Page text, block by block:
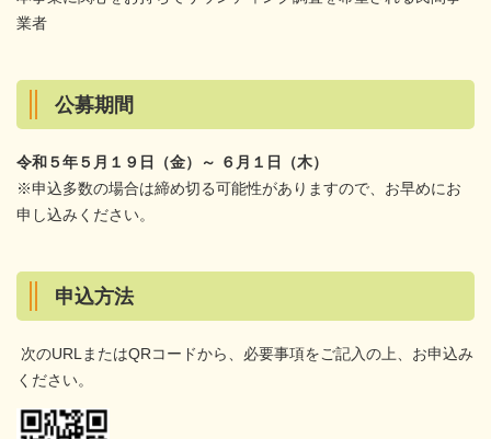
業者
公募期間
令和５年５月１９日（金）～ ６月１日（木）
※申込多数の場合は締め切る可能性がありますので、お早めにお
申し込みください。
申込方法
次のURLまたはQRコードから、必要事項をご記入の上、お申込み
ください。